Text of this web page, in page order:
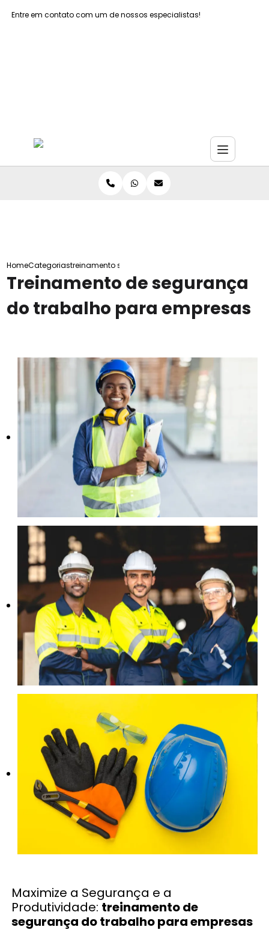
Entre em contato com um de nossos especialistas!
HomeCategoriastreinamento seguranca do trabalho empresas
Treinamento de segurança
do trabalho para empresas
Maximize a Segurança e a
Produtividade: treinamento de
segurança do trabalho para empresas